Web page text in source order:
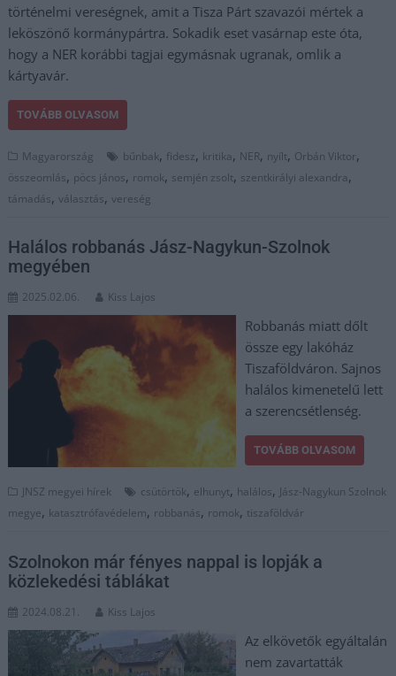
történelmi vereségnek, amit a Tisza Párt szavazói mértek a
leköszönő kormánypártra. Sokadik eset vasárnap este óta,
hogy a NER korábbi tagjai egymásnak ugranak, omlik a
kártyavár.
TOVÁBB OLVASOM
Magyarország bűnbak, fidesz, kritika, NER, nyílt, Orbán Viktor,
összeomlás, pöcs jános, romok, semjén zsolt, szentkirályi alexandra,
támadás,választás,vereség
Halálos robbanás Jász-Nagykun-Szolnok
megyében
2025.02.06. Kiss Lajos
Robbanás miatt dőlt
össze egy lakóház
Tiszaföldváron. Sajnos
halálos kimenetelű lett
a szerencsétlenség.
TOVÁBB OLVASOM
JNSZ megyei hírek csütörtök, elhunyt, halálos, Jász-Nagykun Szolnok
megye, katasztrófavédelem, robbanás, romok, tiszaföldvár
Szolnokon már fényes nappal is lopják a
közlekedési táblákat
2024.08.21. Kiss Lajos
Az elkövetők egyáltalán
nem zavartatták